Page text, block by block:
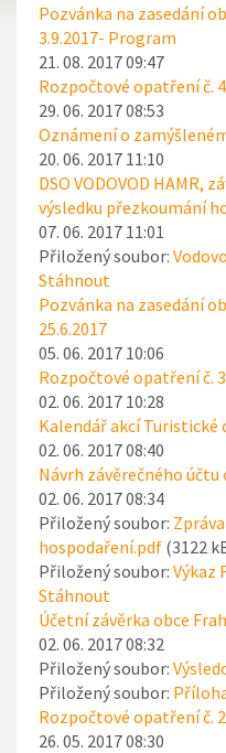
Pozvánka na zasedání
3.9.2017- Program
21. 08. 2017 09:47
Rozpočtové opatření č. 4
29. 06. 2017 08:53
Oznámení o
20. 06. 2017 11:10
DSO VODOVOD HAMR,
výsledku přezkoumání
07. 06. 2017 11:01
Přiložený soubor:
Stáhnout
Pozvánka na zasedání
25.6.2017
05. 06. 2017 10:06
Rozpočtové opatření č. 3
02. 06. 2017 10:28
Kalendář akcí
02. 06. 2017 08:40
Návrh závěrečného účtu
02. 06. 2017 08:34
Přiložený soubor:
hospodaření.pdf (3122
Přiložený soubor: Výkaz
Stáhnout
Účetní závěrka obce
02. 06. 2017 08:32
Přiložený soubor:
Přiložený soubor:
Rozpočtové opatření č. 2
26. 05. 2017 08:30